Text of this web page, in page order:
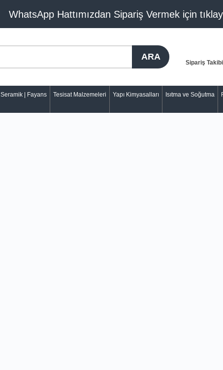
WhatsApp Hattımızdan Sipariş Vermek için
ARA
Sipariş Takibi
Seramik | Fayans Tesisat Malzemeleri Yapı Kimyasalları Isıtma ve Soğutma